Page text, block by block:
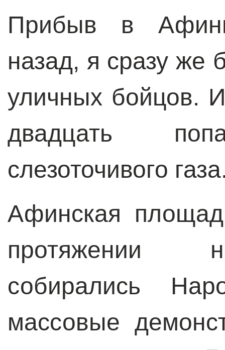
Прибыв в
назад, я сразу же
уличных бойцов.
двадцать
слезоточивого
Афинская
протяжении
собирались
массовые